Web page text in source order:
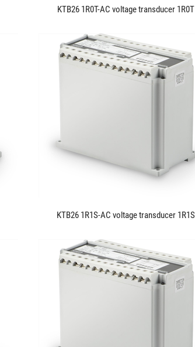
KTB26 1R0T-AC voltage transducer 1R0T
KTB26 1R1S-AC voltage transducer 1R1S